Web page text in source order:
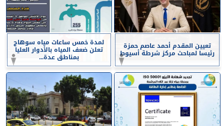
تعيين المقدم أحمد عاصم حمزة
رئيسا لمباحث مركز شرطة أسيوط
لمدة خمس ساعات مياه سوهاج
تعلن ضعف المياه بالأدوار العليا
بمناطق عدة...